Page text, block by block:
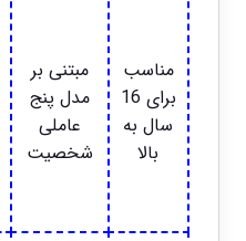
مناسب
برای 16
سال به
بالا
مبتنی بر
مدل پنج
عاملی
شخصیت